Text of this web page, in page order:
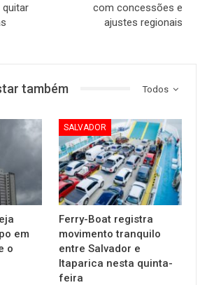
quitar
com concessões e
ajustes regionais
Todos
também
em
o
SALVADOR
Ferry-Boat registra
movimento tranquilo
entre Salvador e
Itaparica nesta quinta-
feira